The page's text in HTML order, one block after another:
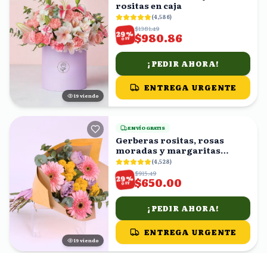
18 viendo
rositas en caja
(4,586)
29%
OFF
$1381.49
$980.86
¡PEDIR AHORA!
ENTREGA URGENTE
19 viendo
ENVÍO GRATIS
Gerberas rositas, rosas
moradas y margaritas
amarillas en ramo
(4,528)
29%
OFF
$915.49
$650.00
¡PEDIR AHORA!
ENTREGA URGENTE